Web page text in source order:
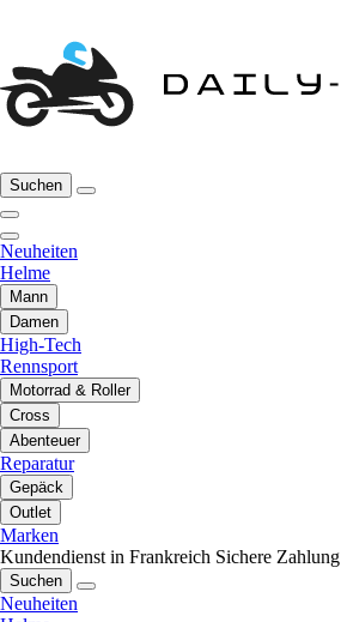
Suchen
Neuheiten
Helme
Mann
Damen
High-Tech
Rennsport
Motorrad & Roller
Cross
Abenteuer
Reparatur
Gepäck
Outlet
Marken
Kundendienst in Frankreich Sichere Zahlung
Suchen
Neuheiten